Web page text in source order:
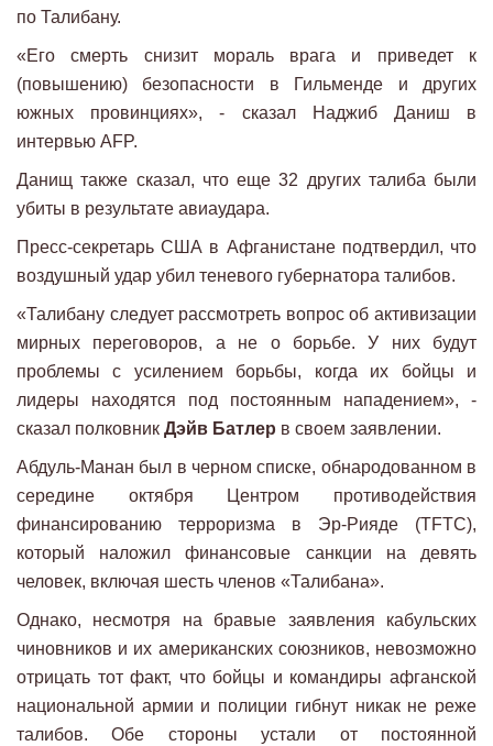
по Талибану.
«Его смерть снизит мораль врага и приведет к
(повышению) безопасности в Гильменде и других
южных провинциях», - сказал Наджиб Даниш в
интервью AFP.
Данищ также сказал, что еще 32 других талиба были
убиты в результате авиаудара.
Пресс-секретарь США в Афганистане подтвердил, что
воздушный удар убил теневого губернатора талибов.
«Талибану следует рассмотреть вопрос об активизации
мирных переговоров, а не о борьбе. У них будут
проблемы с усилением борьбы, когда их бойцы и
лидеры находятся под постоянным нападением», -
сказал полковник Дэйв Батлер в своем заявлении.
Абдуль-Манан был в черном списке, обнародованном в
середине октября Центром противодействия
финансированию терроризма в Эр-Рияде (TFTC),
который наложил финансовые санкции на девять
человек, включая шесть членов «Талибана».
Однако, несмотря на бравые заявления кабульских
чиновников и их американских союзников, невозможно
отрицать тот факт, что бойцы и командиры афганской
национальной армии и полиции гибнут никак не реже
талибов. Обе стороны устали от постоянной